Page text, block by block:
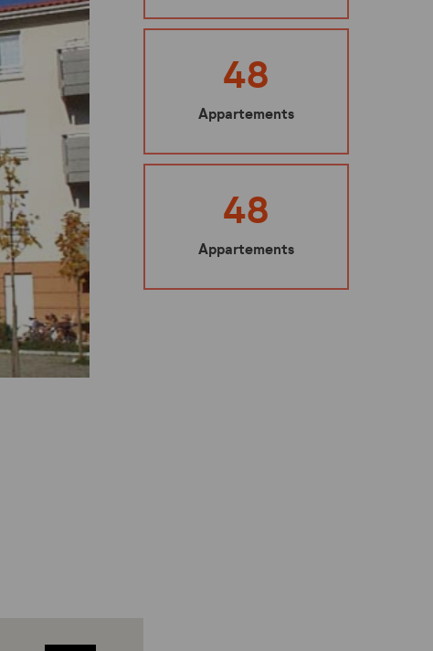
Ma sécurité
Mes représentants
Nuisibles : les bons gestes à adopter
Mes éco-gestes
48
Appartements
48
Appartements